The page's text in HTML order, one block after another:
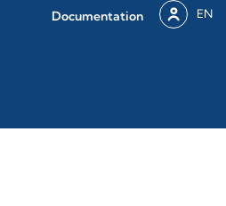
Documentation EN